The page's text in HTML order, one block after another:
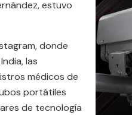
estuvo
donde
las
médicos de
portátiles
de tecnología